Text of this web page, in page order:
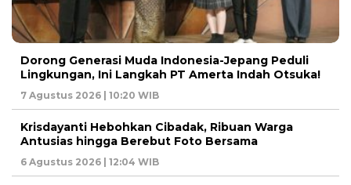
Dorong Generasi Muda Indonesia-Jepang Peduli
Lingkungan, Ini Langkah PT Amerta Indah Otsuka!
7 Agustus 2026 | 10:20 WIB
Krisdayanti Hebohkan Cibadak, Ribuan Warga
Antusias hingga Berebut Foto Bersama
6 Agustus 2026 | 12:04 WIB